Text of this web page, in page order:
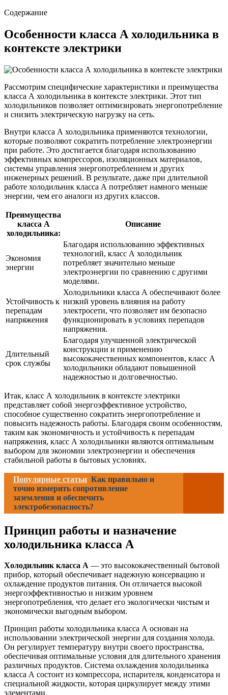
Содержание
Особенности класса А холодильника в
контексте электрики
Рассмотрим специфические характеристики и преимущества
класса А холодильника в контексте электрики. Этот тип
холодильников позволяет оптимизировать энергопотребление
и снизить электрическую нагрузку на сеть.
Внутри класса А холодильника применяются технологии,
которые позволяют сократить потребление электроэнергии
при работе. Это достигается благодаря использованию
эффективных компрессоров, изоляционных материалов,
системы управления энергопотреблением и других
инженерных решений. В результате, даже при длительной
работе холодильник класса А потребляет намного меньше
энергии, чем его аналоги из других классов.
Преимущества
класса А
холодильника:
Описание
Экономия
энергии
Благодаря использованию эффективных
технологий, класс А холодильник
потребляет значительно меньше
электроэнергии по сравнению с другими
моделями.
Устойчивость к
перепадам
напряжения
Холодильники класса А обеспечивают более
низкий уровень влияния на работу
электросети, что позволяет им безопасно
функционировать в условиях перепадов
напряжения.
Длительный
срок службы
Благодаря улучшенной электрической
конструкции и применению
высококачественных компонентов, класс А
холодильники обладают повышенной
надежностью и долговечностью.
Итак, класс А холодильник в контексте электрики
представляет собой энергоэффективное устройство,
способное существенно сократить энергопотребление и
повысить надежность работы. Благодаря своим особенностям,
таким как экономичность и устойчивость к перепадам
напряжения, класс А холодильники являются оптимальным
выбором для экономии электроэнергии и обеспечения
стабильной работы в бытовых условиях.
Популярные статьи Как правильно и
точно измерить сопротивление
заземления и обеспечить
электробезопасность?
Принцип работы и назначение
холодильника класса А
Холодильник класса А — это высококачественный бытовой
прибор, который обеспечивает надежную консервацию и
охлаждение продуктов питания. Он отличается высокой
энергоэффективностью и низким уровнем
энергопотребления, что делает его экологически чистым и
экономически выгодным выбором.
Принцип работы холодильника класса А основан на
использовании электрической энергии для создания холода.
Он регулирует температуру внутри своего пространства,
обеспечивая оптимальные условия для длительного хранения
различных продуктов. Система охлаждения холодильника
класса А состоит из компрессора, испарителя, конденсатора и
специальной жидкости, которая циркулирует между этими
элементами.